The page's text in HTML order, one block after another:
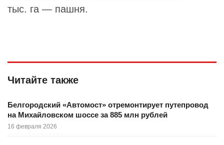
тыс. га — пашня.​
Читайте также
Белгородский «Автомост» отремонтирует путепровод
на Михайловском шоссе за 885 млн рублей
16 февраля 2026